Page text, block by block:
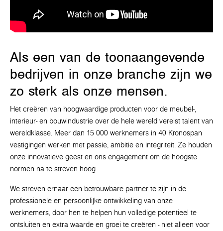
Als een van de toonaangevende
bedrijven in onze branche zijn we
zo sterk als onze mensen.
Het creëren van hoogwaardige producten voor de meubel-,
interieur- en bouwindustrie over de hele wereld vereist talent van
wereldklasse. Meer dan 15 000 werknemers in 40 Kronospan
vestigingen werken met passie, ambitie en integriteit. Ze houden
onze innovatieve geest en ons engagement om de hoogste
normen na te streven hoog.
We streven ernaar een betrouwbare partner te zijn in de
professionele en persoonlijke ontwikkeling van onze
werknemers, door hen te helpen hun volledige potentieel te
ontsluiten en extra waarde en groei te creëren - niet alleen voor